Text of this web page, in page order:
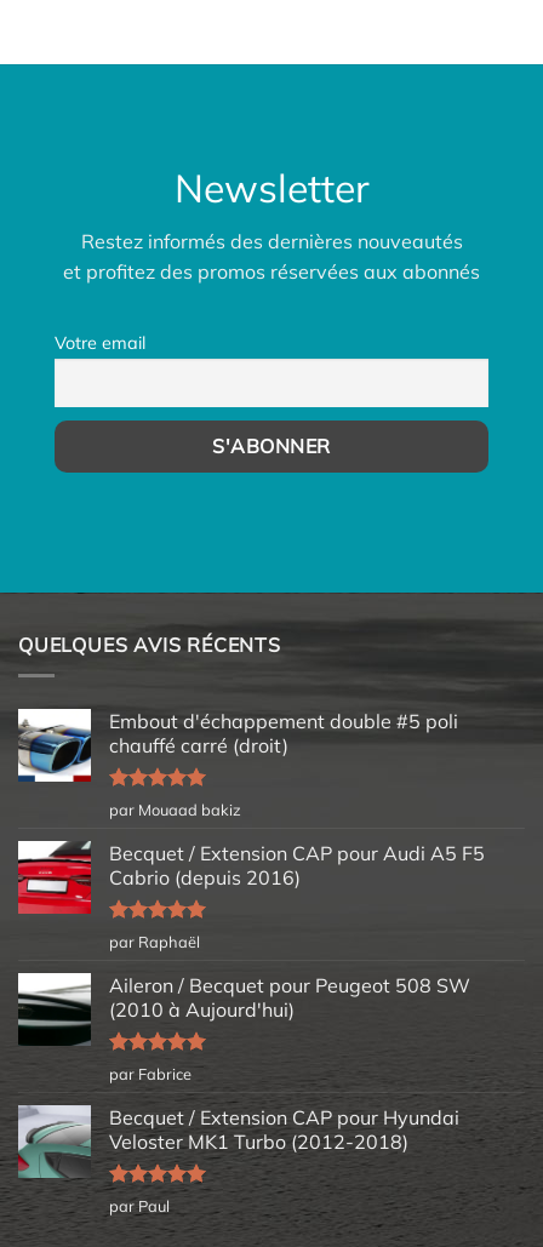
Newsletter
Restez informés des dernières nouveautés
et profitez des promos réservées aux abonnés
Votre email
QUELQUES AVIS RÉCENTS
Embout d'échappement double #5 poli
chauffé carré (droit)
Note5sur
5
par Mouaad bakiz
Becquet / Extension CAP pour Audi A5 F5
Cabrio (depuis 2016)
Note5sur
5
par Raphaël
Aileron / Becquet pour Peugeot 508 SW
(2010 à Aujourd'hui)
Note5sur
5
par Fabrice
Becquet / Extension CAP pour Hyundai
Veloster MK1 Turbo (2012-2018)
Note5sur
5
par Paul